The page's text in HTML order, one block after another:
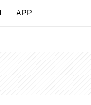
APP